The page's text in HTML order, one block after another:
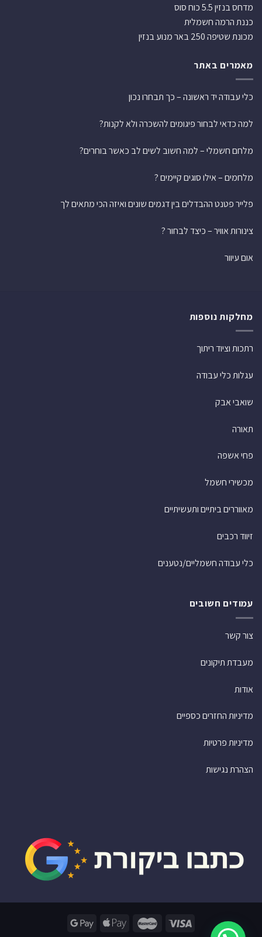
מדחס בנזין 5.5 כוח סוס
כננת הרמה חשמלית
מכונת שטיפה 250 באר מנוע בנזין
מאמרים באתר
כלי עבודה יד ראשונה – כך תבחרו נכון
למה כדאי לבחור פיגומים להשכרה ולא לקנות?
מלחם חשמלי – למה חשוב לשים לב כאשר בוחרים?
מלחמים – אילו סוגים קיימים ?
פלייר פטנט ההבדלים בין דגמים שונים ואיזה הכי מתאים לך
צינורות אוויר – כיצד לבחור ?
אום עיוור
מחלקות נוספות
רתכות וציוד ריתוך
עגלות כלי עבודה
שואבי אבק
תאורה
פחי אשפה
מכשירי חשמל
מאווררים ביתיים ותעשיתיים
זיווד רכבים
כלי עבודה חשמליים/נטענים
עמודים חשובים
צור קשר
מעבדת תיקונים
אודות
מדיניות החזרים כספיים
מדיניות פרטיות
הצהרת נגישות